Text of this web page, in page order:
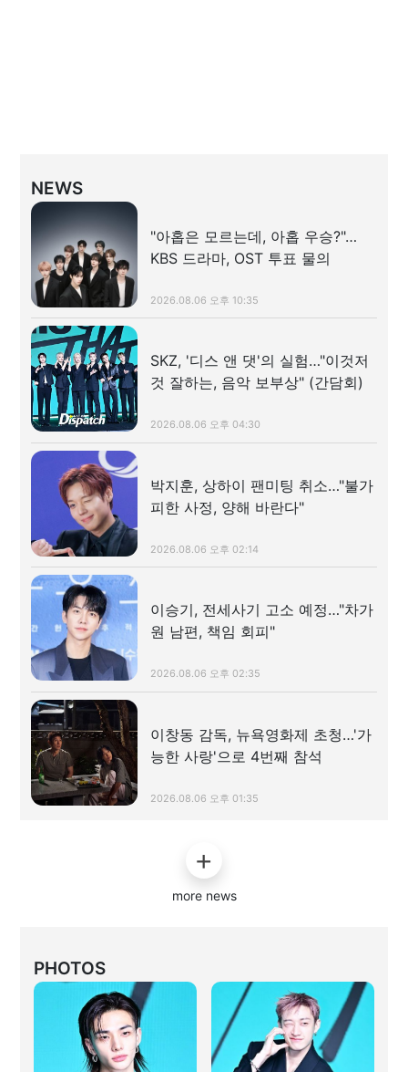
NEWS
"아홉은 모르는데, 아홉 우승?"…
KBS 드라마, OST 투표 물의
2026.08.06 오후 10:35
SKZ, '디스 앤 댓'의 실험…"이것저
것 잘하는, 음악 보부상" (간담회)
2026.08.06 오후 04:30
박지훈, 상하이 팬미팅 취소…"불가
피한 사정, 양해 바란다"
2026.08.06 오후 02:14
이승기, 전세사기 고소 예정…"차가
원 남편, 책임 회피"
2026.08.06 오후 02:35
이창동 감독, 뉴욕영화제 초청…'가
능한 사랑'으로 4번째 참석
2026.08.06 오후 01:35
more news
PHOTOS